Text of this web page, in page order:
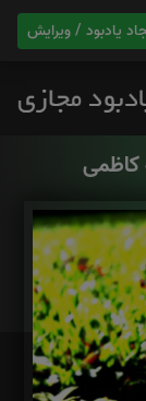
یادبود / ویرایش
کاظمی